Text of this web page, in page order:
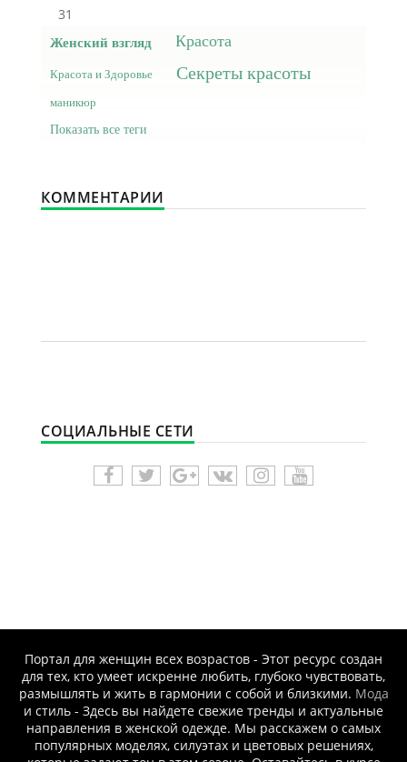
31
Женский взгляд Красота
Красота и Здоровье Секреты красоты
маникюр
Показать все теги
КОММЕНТАРИИ
СОЦИАЛЬНЫЕ СЕТИ
Портал для женщин всех возрастов - Этот ресурс создан
для тех, кто умеет искренне любить, глубоко чувствовать,
размышлять и жить в гармонии с собой и близкими. Мода
и стиль - Здесь вы найдете свежие тренды и актуальные
направления в женской одежде. Мы расскажем о самых
популярных моделях, силуэтах и цветовых решениях,